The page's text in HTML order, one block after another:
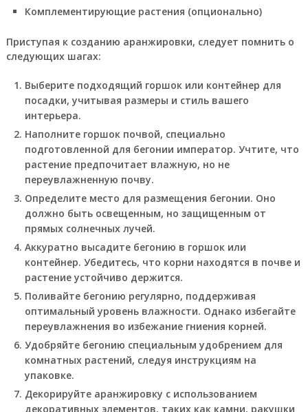
Комплементирующие растения (опционально)
Приступая к созданию аранжировки, следует помнить о
следующих шагах:
Выберите подходящий горшок или контейнер для
посадки, учитывая размеры и стиль вашего
интерьера.
Наполните горшок почвой, специально
подготовленной для бегонии император. Учтите, что
растение предпочитает влажную, но не
переувлажненную почву.
Определите место для размещения бегонии. Оно
должно быть освещенным, но защищенным от
прямых солнечных лучей.
Аккуратно высадите бегонию в горшок или
контейнер. Убедитесь, что корни находятся в почве и
растение устойчиво держится.
Поливайте бегонию регулярно, поддерживая
оптимальный уровень влажности. Однако избегайте
переувлажнения во избежание гниения корней.
Удобряйте бегонию специальным удобрением для
комнатных растений, следуя инструкциям на
упаковке.
Декорируйте аранжировку с использованием
декоративных элементов, таких как камни, ракушки